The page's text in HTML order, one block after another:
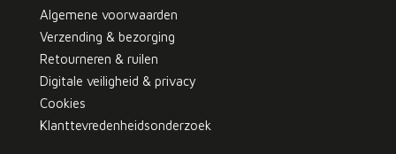
Algemene voorwaarden
Verzending & bezorging
Retourneren & ruilen
Digitale veiligheid & privacy
Cookies
Klanttevredenheidsonderzoek